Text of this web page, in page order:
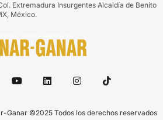
Extremadura Insurgentes Alcaldía de Benito
México.
Ganar ©2025 Todos los derechos reservados